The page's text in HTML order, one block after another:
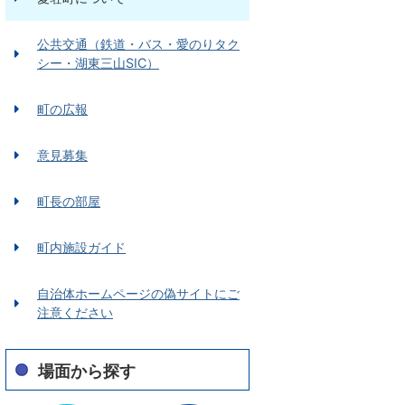
公共交通（鉄道・バス・愛のりタク
シー・湖東三山SIC）
町の広報
意見募集
町長の部屋
町内施設ガイド
自治体ホームページの偽サイトにご
注意ください
場面から探す